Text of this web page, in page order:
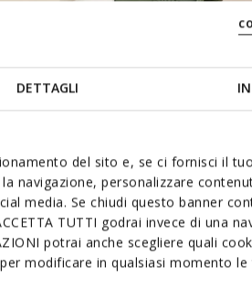
DETTAGLI
del sito e, se ci fornisci il
navigazione, personalizzare
media. Se chiudi questo banner
TUTTI godrai invece di una
potrai anche scegliere quali
modificare in qualsiasi momento
SOFT PAD